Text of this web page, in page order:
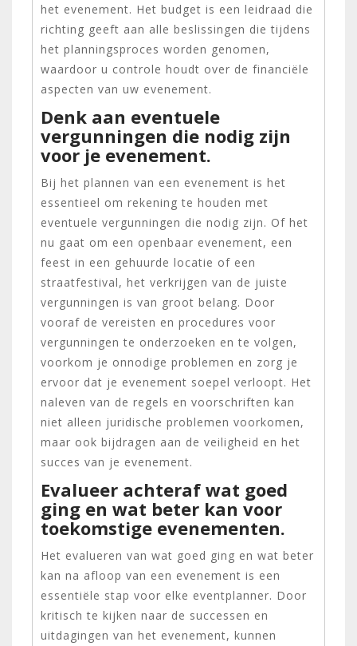
het evenement. Het budget is een leidraad die
richting geeft aan alle beslissingen die tijdens
het planningsproces worden genomen,
waardoor u controle houdt over de financiële
aspecten van uw evenement.
Denk aan eventuele
vergunningen die nodig zijn
voor je evenement.
Bij het plannen van een evenement is het
essentieel om rekening te houden met
eventuele vergunningen die nodig zijn. Of het
nu gaat om een openbaar evenement, een
feest in een gehuurde locatie of een
straatfestival, het verkrijgen van de juiste
vergunningen is van groot belang. Door
vooraf de vereisten en procedures voor
vergunningen te onderzoeken en te volgen,
voorkom je onnodige problemen en zorg je
ervoor dat je evenement soepel verloopt. Het
naleven van de regels en voorschriften kan
niet alleen juridische problemen voorkomen,
maar ook bijdragen aan de veiligheid en het
succes van je evenement.
Evalueer achteraf wat goed
ging en wat beter kan voor
toekomstige evenementen.
Het evalueren van wat goed ging en wat beter
kan na afloop van een evenement is een
essentiële stap voor elke eventplanner. Door
kritisch te kijken naar de successen en
uitdagingen van het evenement, kunnen